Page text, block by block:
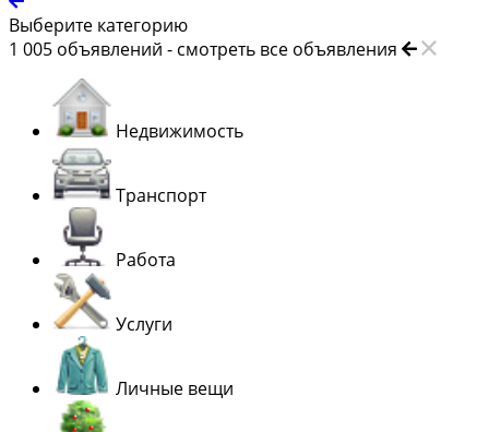
Выберите категорию
1 005 объявлений - смотреть все объявления
Недвижимость
Транспорт
Работа
Услуги
Личные вещи